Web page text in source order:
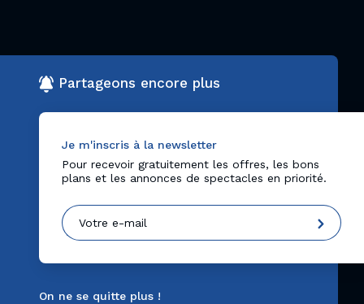
Partageons encore plus
Je m'inscris à la newsletter
Pour recevoir gratuitement les offres, les bons
plans et les annonces de spectacles en priorité.
On ne se quitte plus !